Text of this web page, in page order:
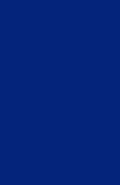
com excelente
que vão desde a
Aplicações